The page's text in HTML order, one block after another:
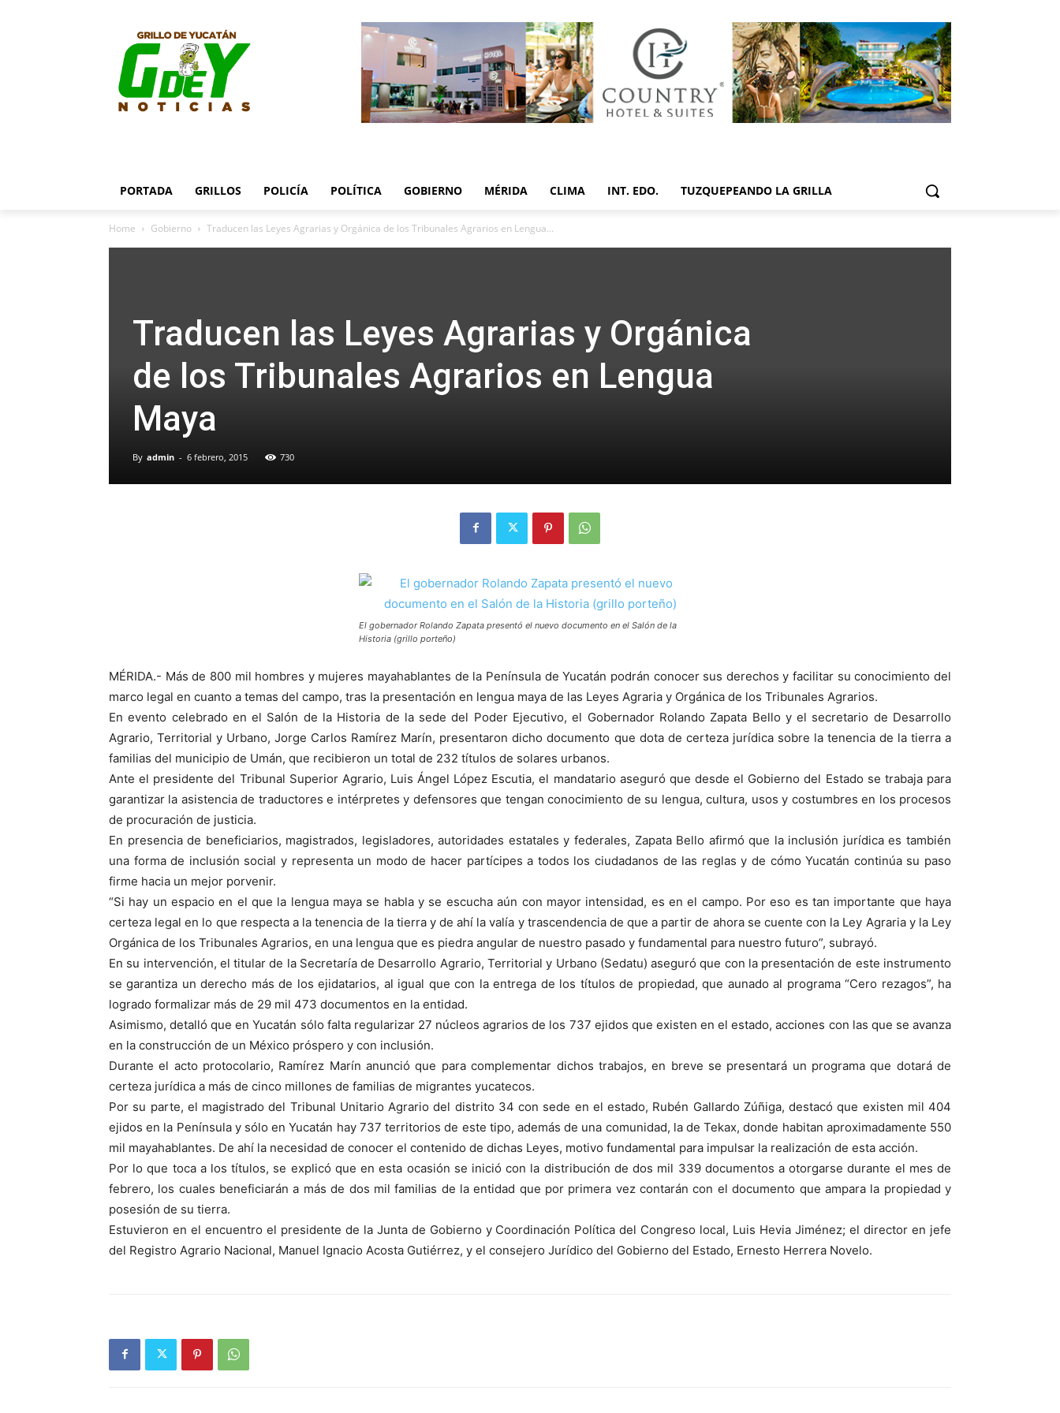
PORTADA GRILLOS POLICÍA POLÍTICA GOBIERNO MÉRIDA CLIMA INT. EDO. TUZQUEPEANDO LA GRILLA
Home Gobierno Traducen las Leyes Agrarias y Orgánica de los Tribunales Agrarios en Lengua...
Traducen las Leyes Agrarias y Orgánica
de los Tribunales Agrarios en Lengua
Maya
By admin - 6 febrero, 2015 730
El gobernador Rolando Zapata presentó el nuevo documento en el Salón de la
Historia (grillo porteño)
MÉRIDA.- Más de 800 mil hombres y mujeres mayahablantes de la Península de Yucatán podrán conocer sus derechos y facilitar su conocimiento del
marco legal en cuanto a temas del campo, tras la presentación en lengua maya de las Leyes Agraria y Orgánica de los Tribunales Agrarios.
En evento celebrado en el Salón de la Historia de la sede del Poder Ejecutivo, el Gobernador Rolando Zapata Bello y el secretario de Desarrollo
Agrario, Territorial y Urbano, Jorge Carlos Ramírez Marín, presentaron dicho documento que dota de certeza jurídica sobre la tenencia de la tierra a
familias del municipio de Umán, que recibieron un total de 232 títulos de solares urbanos.
Ante el presidente del Tribunal Superior Agrario, Luis Ángel López Escutia, el mandatario aseguró que desde el Gobierno del Estado se trabaja para
garantizar la asistencia de traductores e intérpretes y defensores que tengan conocimiento de su lengua, cultura, usos y costumbres en los procesos
de procuración de justicia.
En presencia de beneficiarios, magistrados, legisladores, autoridades estatales y federales, Zapata Bello afirmó que la inclusión jurídica es también
una forma de inclusión social y representa un modo de hacer partícipes a todos los ciudadanos de las reglas y de cómo Yucatán continúa su paso
firme hacia un mejor porvenir.
“Si hay un espacio en el que la lengua maya se habla y se escucha aún con mayor intensidad, es en el campo. Por eso es tan importante que haya
certeza legal en lo que respecta a la tenencia de la tierra y de ahí la valía y trascendencia de que a partir de ahora se cuente con la Ley Agraria y la Ley
Orgánica de los Tribunales Agrarios, en una lengua que es piedra angular de nuestro pasado y fundamental para nuestro futuro”, subrayó.
En su intervención, el titular de la Secretaría de Desarrollo Agrario, Territorial y Urbano (Sedatu) aseguró que con la presentación de este instrumento
se garantiza un derecho más de los ejidatarios, al igual que con la entrega de los títulos de propiedad, que aunado al programa “Cero rezagos”, ha
logrado formalizar más de 29 mil 473 documentos en la entidad.
Asimismo, detalló que en Yucatán sólo falta regularizar 27 núcleos agrarios de los 737 ejidos que existen en el estado, acciones con las que se avanza
en la construcción de un México próspero y con inclusión.
Durante el acto protocolario, Ramírez Marín anunció que para complementar dichos trabajos, en breve se presentará un programa que dotará de
certeza jurídica a más de cinco millones de familias de migrantes yucatecos.
Por su parte, el magistrado del Tribunal Unitario Agrario del distrito 34 con sede en el estado, Rubén Gallardo Zúñiga, destacó que existen mil 404
ejidos en la Península y sólo en Yucatán hay 737 territorios de este tipo, además de una comunidad, la de Tekax, donde habitan aproximadamente 550
mil mayahablantes. De ahí la necesidad de conocer el contenido de dichas Leyes, motivo fundamental para impulsar la realización de esta acción.
Por lo que toca a los títulos, se explicó que en esta ocasión se inició con la distribución de dos mil 339 documentos a otorgarse durante el mes de
febrero, los cuales beneficiarán a más de dos mil familias de la entidad que por primera vez contarán con el documento que ampara la propiedad y
posesión de su tierra.
Estuvieron en el encuentro el presidente de la Junta de Gobierno y Coordinación Política del Congreso local, Luis Hevia Jiménez; el director en jefe
del Registro Agrario Nacional, Manuel Ignacio Acosta Gutiérrez, y el consejero Jurídico del Gobierno del Estado, Ernesto Herrera Novelo.